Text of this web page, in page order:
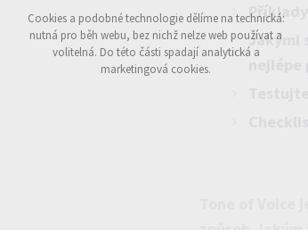
Jakými
Tone of
Odmítnout vše
Cookies a podobné technologie dělíme na technická:
nutná pro běh webu, bez nichž nelze web používat a
volitelná. Do této části spadají analytická a
marketingová cookies.